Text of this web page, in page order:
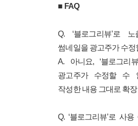
■ FAQ
Q. ‘블로그리뷰’로
썸네일을 광고주가 수정
A. 아니요, ‘블로그리
광고주가 수정할 수
작성한 내용 그대로 확
Q. ‘블로그리뷰’로 사